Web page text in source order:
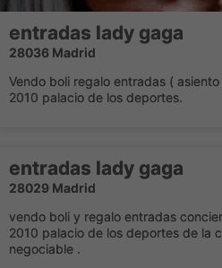
entradas lady gaga
28036 Madrid
Vendo boli regalo entradas (
2010 palacio de los deportes.
entradas lady gaga
28029 Madrid
vendo boli y regalo entradas
2010 palacio de los deportes de la
negociable .